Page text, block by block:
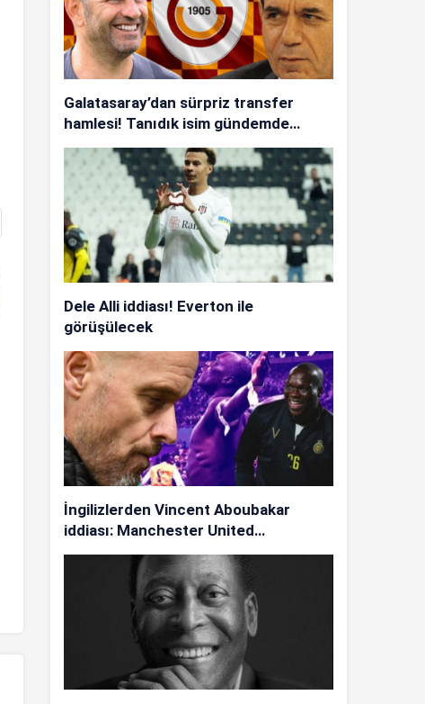
Galatasaray’dan sürpriz transfer
hamlesi! Tanıdık isim gündemde…
Dele Alli iddiası! Everton ile
görüşülecek
İngilizlerden Vincent Aboubakar
iddiası: Manchester United…